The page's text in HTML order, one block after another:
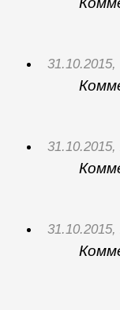
31.10.2015,
31.10.2015,
31.10.2015,